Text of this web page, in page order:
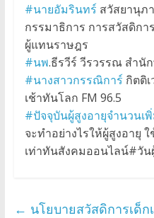
#นายอัมรินทร์ สวัสยานุภ
กรรมาธิการ การสวัสดิกา
ผู้แทนราษฎร
#นพ.ธีรวีร์ วีรวรรณ สำ
#นางสาวกรรณิการ์ กิตติ
เช้าทันโลก FM 96.5
#ปัจจุบันผู้สูงอายุจำนวนเ
จะทำอย่างไรให้ผู้สูงอายุ
เท่าทันสังคมออนไลน์#วัน
← นโยบายสวัสดิการเด็ก